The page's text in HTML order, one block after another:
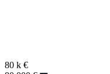
80 k €